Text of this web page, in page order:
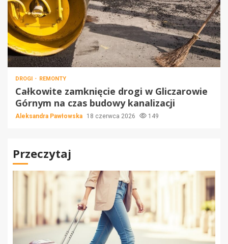
DROGI REMONTY
Całkowite zamknięcie drogi w Gliczarowie
Górnym na czas budowy kanalizacji
Aleksandra Pawłowska 18 czerwca 2026 149
Przeczytaj